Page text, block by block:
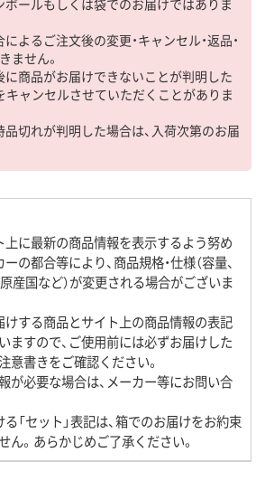
ボールもしくは袋でのお届けではありま
によるご注文後の変更・キャンセル・返品・
ません。
に商品がお届けできないことが判明した
キャンセルさせていただくことがありま
品切れが判明した場合は、入荷次第のお届
上に最新の商品情報を表示するよう努め
の都合等により、商品規格・仕様（容量、
産国など）が変更される場合がございま
けする商品とサイト上の商品情報の表記
ますので、ご使用前には必ずお届けした
意書きをご確認ください。
が必要な場合は、メーカー等にお問い合
「セット」表記は、箱でのお届けをお約束
ん。あらかじめご了承ください。